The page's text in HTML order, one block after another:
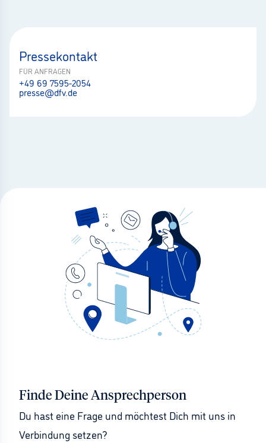
Pressekontakt
FÜR ANFRAGEN
+49 69 7595-2054
presse@dfv.de
Finde Deine Ansprechperson
Du hast eine Frage und möchtest Dich mit uns in
Verbindung setzen?